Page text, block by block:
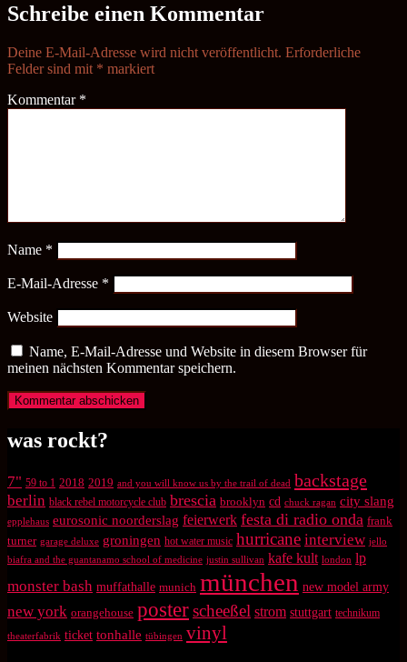
Schreibe einen Kommentar
Deine E-Mail-Adresse wird nicht veröffentlicht. Erforderliche
Felder sind mit * markiert
Kommentar *
Name *
E-Mail-Adresse *
Website
Name, E-Mail-Adresse und Website in diesem Browser für
meinen nächsten Kommentar speichern.
was rockt?
7" 59 to 1 2018 2019 and you will know us by the trail of dead backstage
berlin black rebel motorcycle club brescia brooklyn cd chuck ragan city slang
epplehaus eurosonic noorderslag feierwerk festa di radio onda frank
turner garage deluxe groningen hot water music hurricane interview jello
biafra and the guantanamo school of medicine justin sullivan kafe kult london lp
monster bash muffathalle munich münchen new model army
new york orangehouse posterscheeßel strom stuttgart technikum
theaterfabrik ticket tonhalle tübingen vinyl